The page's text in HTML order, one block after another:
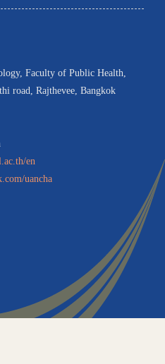
Faculty of Public Health,
road, Rajthevee, Bangkok
en
uancha